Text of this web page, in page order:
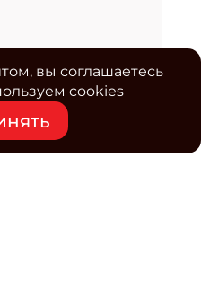
вы соглашаетесь
cookies